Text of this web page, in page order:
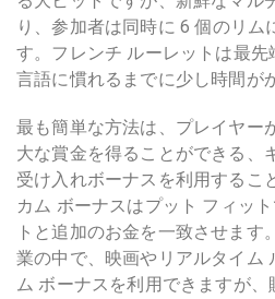
り、参加者は同時に 6 個のリム
す。フレンチ ルーレットは最先
言語に慣れるまでに少し時間が
最も簡単な方法は、プレイヤー
大な賞金を得ることができる、
受け入れボーナスを利用するこ
カム ボーナスはプット フィッ
トと追加のお金を一致させます
業の中で、映画やリアルタイム
ム ボーナスを利用できますが